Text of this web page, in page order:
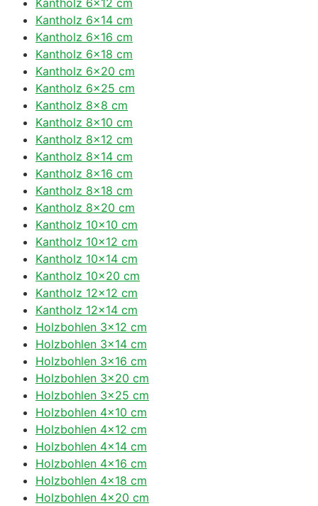
Kantholz 6×14 cm
Kantholz 6×16 cm
Kantholz 6×18 cm
Kantholz 6×20 cm
Kantholz 6×25 cm
Kantholz 8×8 cm
Kantholz 8×10 cm
Kantholz 8×12 cm
Kantholz 8×14 cm
Kantholz 8×16 cm
Kantholz 8×18 cm
Kantholz 8×20 cm
Kantholz 10×10 cm
Kantholz 10×12 cm
Kantholz 10×14 cm
Kantholz 10×20 cm
Kantholz 12×12 cm
Kantholz 12×14 cm
Holzbohlen 3×12 cm
Holzbohlen 3×14 cm
Holzbohlen 3×16 cm
Holzbohlen 3×20 cm
Holzbohlen 3×25 cm
Holzbohlen 4×10 cm
Holzbohlen 4×12 cm
Holzbohlen 4×14 cm
Holzbohlen 4×16 cm
Holzbohlen 4×18 cm
Holzbohlen 4×20 cm